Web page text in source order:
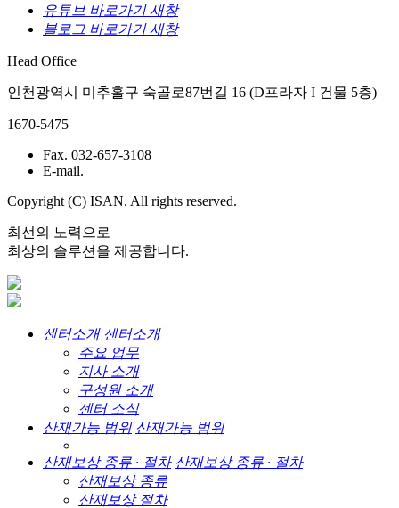
유튜브 바로가기 새창
블로그 바로가기 새창
Head Office
인천광역시 미추홀구 숙골로87번길 16 (D프라자 I 건물 5층)
1670-5475
Fax. 032-657-3108
E-mail.
Copyright (C) ISAN. All rights reserved.
최선의 노력으로
최상의 솔루션을 제공합니다.
센터소개 센터소개
주요 업무
지사 소개
구성원 소개
센터 소식
산재가능 범위 산재가능 범위
산재보상 종류 · 절차 산재보상 종류 · 절차
산재보상 종류
산재보상 절차